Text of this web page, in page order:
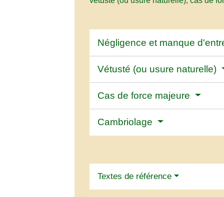
Négligence et manque
Vétusté (ou usure naturelle)
Cas de force majeure
Cambriolage
Textes de référence